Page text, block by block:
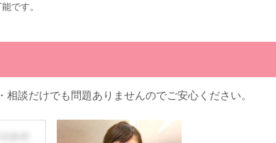
です。
談だけでも問題ありませんのでご安心ください。